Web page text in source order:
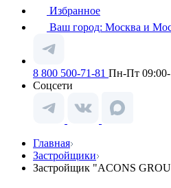
Избранное
Ваш город: Москва и
8 800 500-71-81 Пн-Пт 09:00-
Соцсети
Главная
Застройщики
Застройщик "ACONS